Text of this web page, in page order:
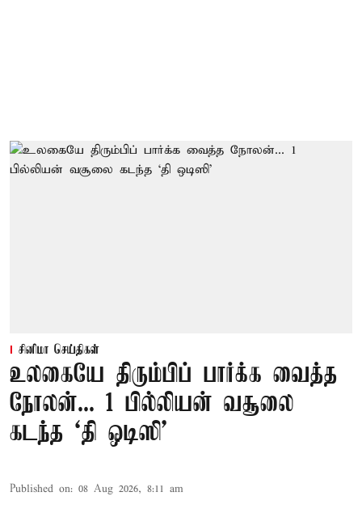
சினிமா செய்திகள்
உலகையே திரும்பிப் பார்க்க வைத்த
நோலன்... 1 பில்லியன் வசூலை
கடந்த ‘தி ஒடிஸி’
Published on: 08 Aug 2026, 8:11 am